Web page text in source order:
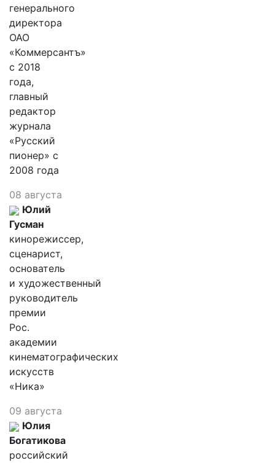
генерального
директора
ОАО
«Коммерсантъ»
с 2018
года,
главный
редактор
журнала
«Русский
пионер» с
2008 года
08 августа
Юлий
Гусман
кинорежиссер,
сценарист,
основатель
и художественный
руководитель
премии
Рос.
академии
кинематографических
искусств
«Ника»
09 августа
Юлия
Богатикова
российский